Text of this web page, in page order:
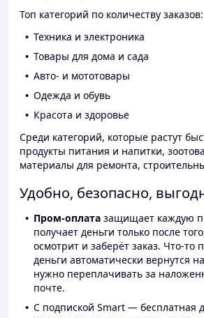
Топ категорий по количеству заказов:
Техника и электроника
Товары для дома и сада
Авто- и мототовары
Одежда и обувь
Красота и здоровье
Среди категорий, которые растут
продукты питания и напитки,
материалы для ремонта,
Удобно, безопасно,
Пром-оплата защищает каждую
получает деньги только после
осмотрит и заберёт заказ. Что-
деньги автоматически вернутся
нужно переплачивать за
почте.
С подпиской Smart — бесплатная